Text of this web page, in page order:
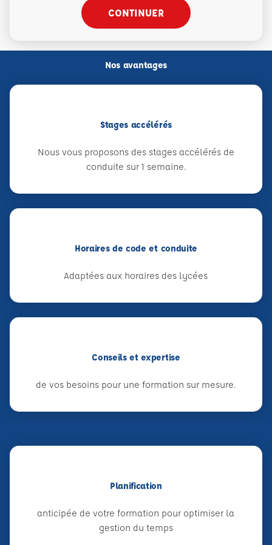
CONTINUER
Nos avantages
Stages accélérés
Nous vous proposons des stages accélérés de
conduite sur 1 semaine.
Horaires de code et conduite
Adaptées aux horaires des lycées
Conseils et expertise
de vos besoins pour une formation sur mesure.
Planification
anticipée de votre formation pour optimiser la
gestion du temps